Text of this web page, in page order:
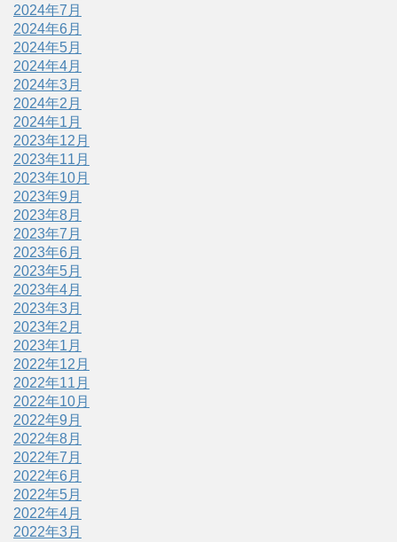
2024年7月
2024年6月
2024年5月
2024年4月
2024年3月
2024年2月
2024年1月
2023年12月
2023年11月
2023年10月
2023年9月
2023年8月
2023年7月
2023年6月
2023年5月
2023年4月
2023年3月
2023年2月
2023年1月
2022年12月
2022年11月
2022年10月
2022年9月
2022年8月
2022年7月
2022年6月
2022年5月
2022年4月
2022年3月